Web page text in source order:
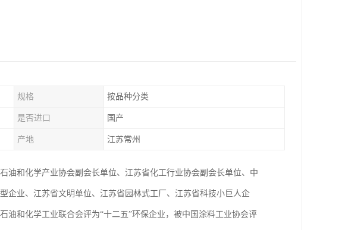
规格 按品种分类
是否进口 国产
产地 江苏常州
油和化学产业协会副会长单位、江苏省化工行业协会副会长单位、中
企业、江苏省文明单位、江苏省园林式工厂、江苏省科技小巨人企
油和化学工业联合会评为“十二五”环保企业，被中国涂料工业协会评